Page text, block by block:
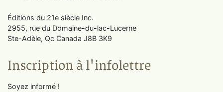
Éditions du 21e siècle Inc.
2955, rue du Domaine-du-lac-Lucerne
Ste-Adèle, Qc Canada J8B 3K9
Inscription à l'infolettre
Soyez informé !